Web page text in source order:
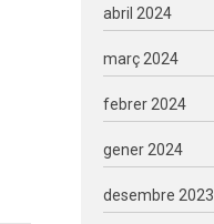
abril 2024
març 2024
febrer 2024
gener 2024
desembre 2023